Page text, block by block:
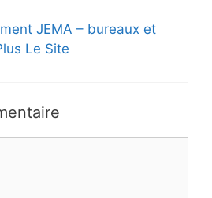
JEMA – bureaux et
Le Site